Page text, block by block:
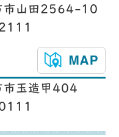
市山田2564-10
玉造甲404